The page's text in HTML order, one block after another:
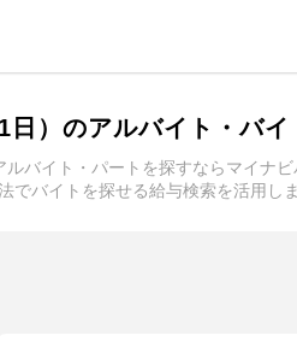
）のアルバイト・バ
バイト・パートを探すならマイナ
バイトを探せる給与検索を活用し